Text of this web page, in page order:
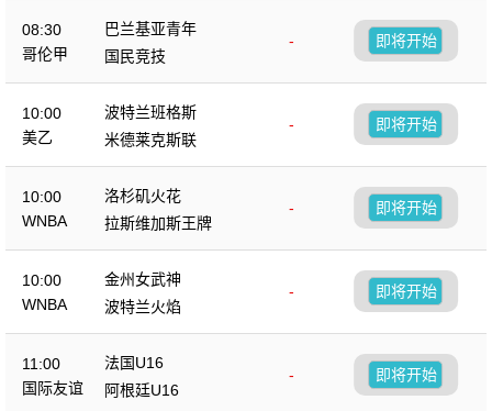
08:30
哥伦甲
巴兰基亚青年
-
国民竞技
即将开始
10:00
美乙
波特兰班格斯
-
米德莱克斯联
即将开始
10:00
WNBA
洛杉矶火花
-
拉斯维加斯王牌
即将开始
10:00
WNBA
金州女武神
-
波特兰火焰
即将开始
11:00
国际友谊
法国U16
-
阿根廷U16
即将开始